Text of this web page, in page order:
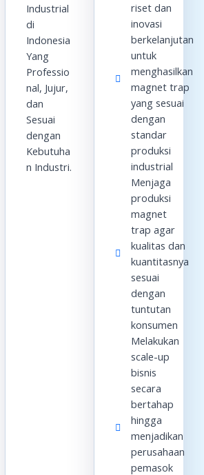
Industrial
di
Indonesia
Yang
Professio
nal, Jujur,
dan
Sesuai
dengan
Kebutuha
n Industri.
riset dan
inovasi
berkelanjutan
untuk
menghasilkan
magnet trap
yang sesuai
dengan
standar
produksi
industrial
Menjaga
produksi
magnet
trap agar
kualitas dan
kuantitasnya
sesuai
dengan
tuntutan
konsumen
Melakukan
scale-up
bisnis
secara
bertahap
hingga
menjadikan
perusahaan
pemasok